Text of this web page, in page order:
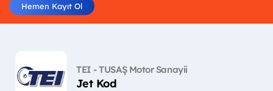
Hemen Kayıt Ol
TEI - TUSAŞ Motor Sanayii
Jet Kod